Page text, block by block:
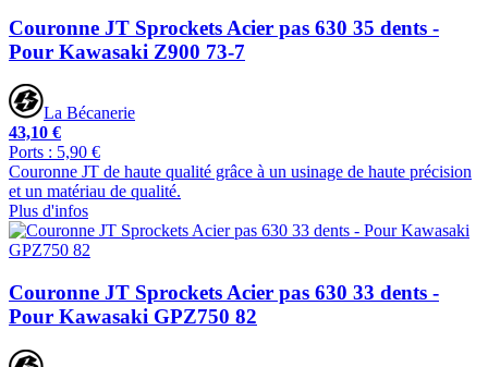
Couronne JT Sprockets Acier pas 630 35 dents -
Pour Kawasaki Z900 73-7
La Bécanerie
43,10 €
Ports : 5,90 €
Couronne JT de haute qualité grâce à un usinage de haute précision
et un matériau de qualité.
Plus d'infos
Couronne JT Sprockets Acier pas 630 33 dents -
Pour Kawasaki GPZ750 82